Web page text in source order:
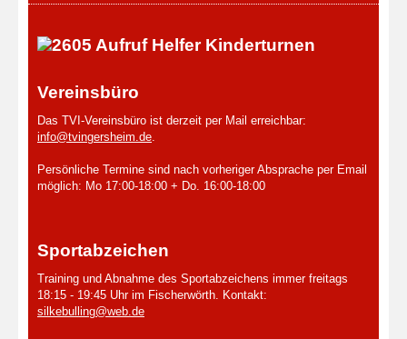
Vereinsbüro
Das TVI-Vereinsbüro ist derzeit per Mail erreichbar:
info@tvingersheim.de.
Persönliche Termine sind nach vorheriger Absprache per Email
möglich: Mo 17:00-18:00 + Do. 16:00-18:00
Sportabzeichen
Training und Abnahme des Sportabzeichens immer freitags
18:15 - 19:45 Uhr im Fischerwörth. Kontakt:
silkebulling@web.de